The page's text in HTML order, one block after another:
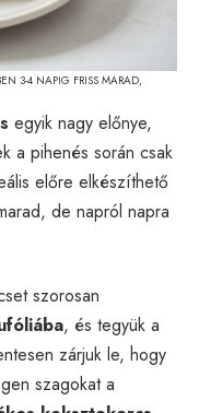
3-4 NAPIG FRISS MARAD,
egyik nagy előnye,
a pihenés során csak
előre elkészíthető
de napról napra
szorosan
, és tegyük a
zárjuk le, hogy
szagokat a